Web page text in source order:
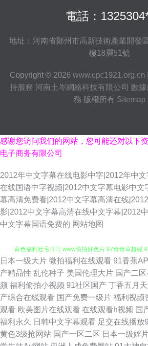
電話：
地址：河南省鄭州市高新技術產業開發
樓18層51號
Copyright © 2026 www.cpc1921.org.cn
持服務 河南土岑網絡科技有限公司 數據
務 版權所有 Sitemap
感谢您访问我们的网站，您可能还对以下
电子商务有限公司
2012年中文字幕在线电影中字|2012年中
在线国语中字视频|2012中文字幕电影中文
幕高清免费看|2012中文字幕高清在线
影|2012中文字幕高清在线中文字幕|2012
中文字幕国语免费的 网站地图
午夜福利视频91 影音先锋女人成人 岛国福利导航
黄色福利社毛茸茸 www偷拍好色片 97青青草超碰
天天干人人干 91社区最新网址 91极品网站 91视频
天堂 久久8热 黄色A片人与兽 国产自拍第一页 超碰
日本一级大片 微拍福利在线观看 91香蕉
产精品性 乱伦种子 美国伦理大片 国产二
频 福利偷拍小视频 91社区国产 丁香五月
产综合在线观看 国产免费一级片 福利视频
观看 欧美图片在线观看 在线观看h视频 国
福利永久
日韩中文字幕观看 足交在线播放
黄色3级抢网站 国产一区二区 日本一级婬